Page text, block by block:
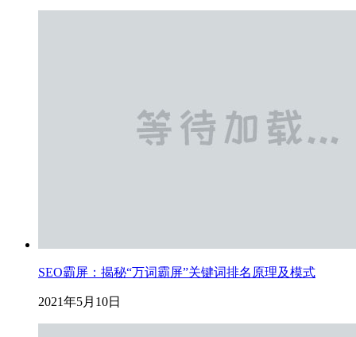
SEO霸屏：揭秘“万词霸屏”关键词排名原理及模式
2021年5月10日